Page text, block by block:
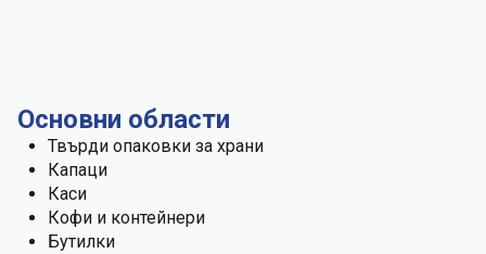
Основни области
Твърди опаковки за храни
Капаци
Каси
Кофи и контейнери
Бутилки